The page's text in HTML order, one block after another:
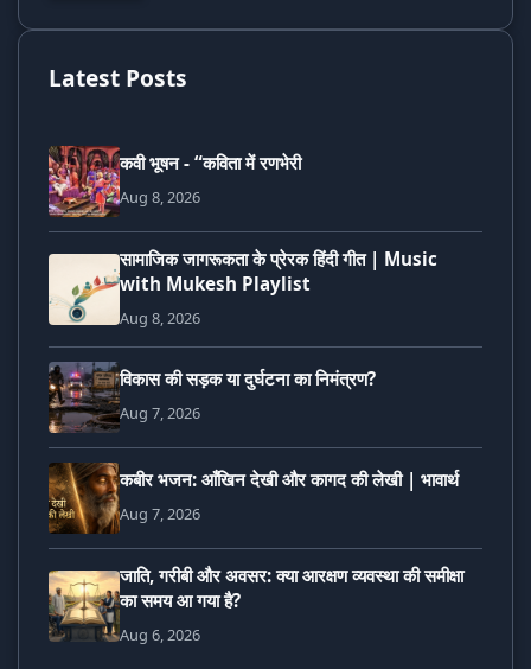
Latest Posts
कवी भूषन - “कविता में रणभेरी
Aug 8, 2026
सामाजिक जागरूकता के प्रेरक हिंदी गीत | Music
with Mukesh Playlist
Aug 8, 2026
विकास की सड़क या दुर्घटना का निमंत्रण?
Aug 7, 2026
कबीर भजन: आँखिन देखी और कागद की लेखी | भावार्थ
Aug 7, 2026
जाति, गरीबी और अवसर: क्या आरक्षण व्यवस्था की समीक्षा
का समय आ गया है?
Aug 6, 2026